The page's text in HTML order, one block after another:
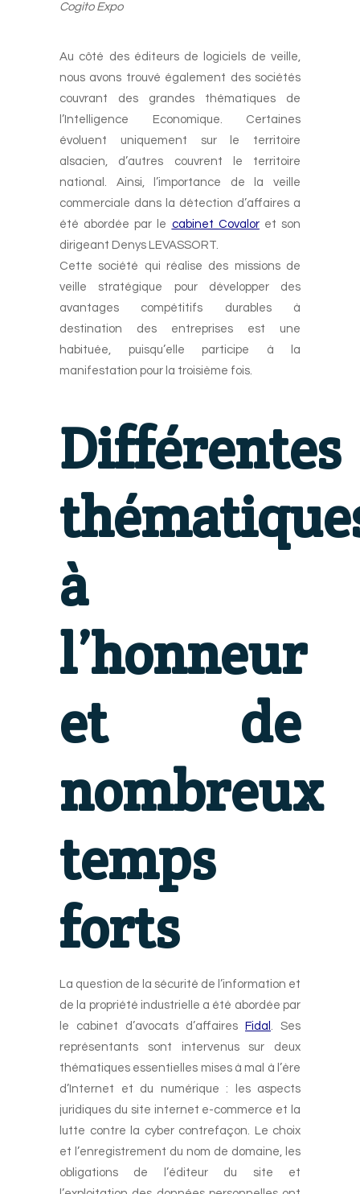
Cogito Expo
Au côté des éditeurs de logiciels de veille,
nous avons trouvé également des sociétés
couvrant des grandes thématiques de
l’Intelligence Economique. Certaines
évoluent uniquement sur le territoire
alsacien, d’autres couvrent le territoire
national. Ainsi, l’importance de la veille
commerciale dans la détection d’affaires a
été abordée par le cabinet Covaloret son
dirigeant Denys LEVASSORT.
Cette société qui réalise des missions de
veille stratégique pour développer des
avantages compétitifs durables à
destination des entreprises est une
habituée, puisqu’elle participe à la
manifestation pour la troisième fois.
Différentes
à
l’honneur
et de
nombreux
temps
forts
La question de la sécurité de l’information et
de la propriété industrielle a été abordée par
le cabinet d’avocats d’affaires
Fidal . Ses
représentants sont intervenus sur deux
thématiques essentielles mises à mal à l’ère
d’Internet et du numérique : les aspects
juridiques du site internet e-commerce et la
lutte contre la cyber contrefaçon. Le choix
et l’enregistrement du nom de domaine, les
obligations de l’éditeur du site et